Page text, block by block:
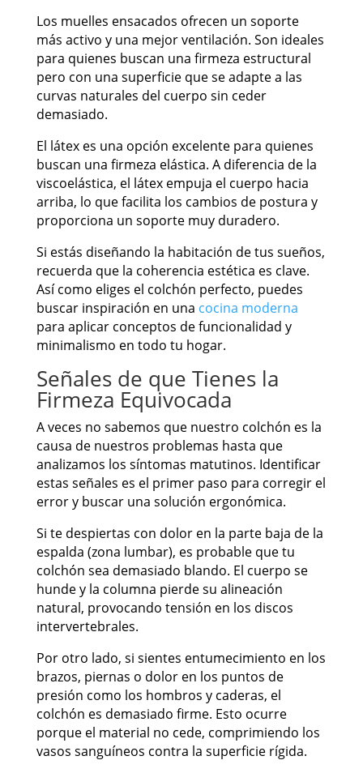
Los muelles ensacados ofrecen un soporte
más activo y una mejor ventilación. Son ideales
para quienes buscan una firmeza estructural
pero con una superficie que se adapte a las
curvas naturales del cuerpo sin ceder
demasiado.
El látex es una opción excelente para quienes
buscan una firmeza elástica. A diferencia de la
viscoelástica, el látex empuja el cuerpo hacia
arriba, lo que facilita los cambios de postura y
proporciona un soporte muy duradero.
Si estás diseñando la habitación de tus sueños,
recuerda que la coherencia estética es clave.
Así como eliges el colchón perfecto, puedes
buscar inspiración en una cocina moderna
para aplicar conceptos de funcionalidad y
minimalismo en todo tu hogar.
Señales de que Tienes la
Firmeza Equivocada
A veces no sabemos que nuestro colchón es la
causa de nuestros problemas hasta que
analizamos los síntomas matutinos. Identificar
estas señales es el primer paso para corregir el
error y buscar una solución ergonómica.
Si te despiertas con dolor en la parte baja de la
espalda (zona lumbar), es probable que tu
colchón sea demasiado blando. El cuerpo se
hunde y la columna pierde su alineación
natural, provocando tensión en los discos
intervertebrales.
Por otro lado, si sientes entumecimiento en los
brazos, piernas o dolor en los puntos de
presión como los hombros y caderas, el
colchón es demasiado firme. Esto ocurre
porque el material no cede, comprimiendo los
vasos sanguíneos contra la superficie rígida.